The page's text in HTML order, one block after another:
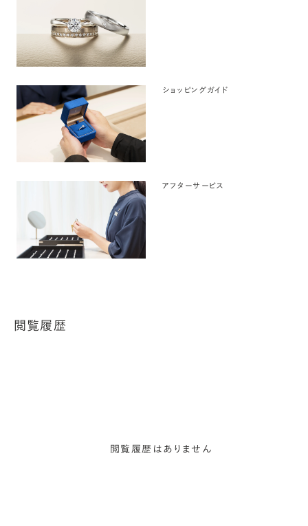
ショッピングガイド
アフターサービス
閲覧履歴
閲覧履歴はありません